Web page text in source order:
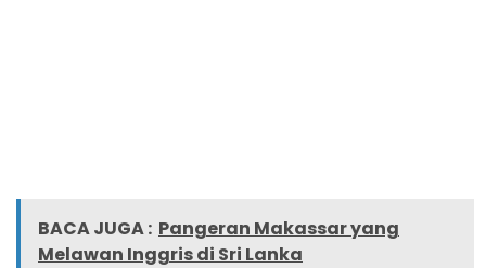
BACA JUGA : Pangeran Makassar yang
Melawan Inggris di Sri Lanka